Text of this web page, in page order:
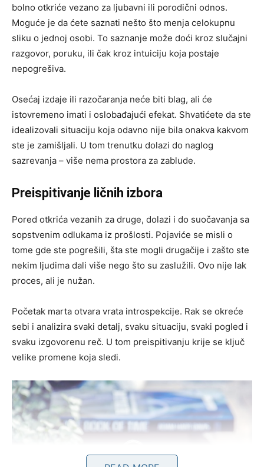
bolno otkriće vezano za ljubavni ili porodični odnos.
Moguće je da ćete saznati nešto što menja celokupnu
sliku o jednoj osobi. To saznanje može doći kroz slučajni
razgovor, poruku, ili čak kroz intuiciju koja postaje
nepogrešiva.
Osećaj izdaje ili razočaranja neće biti blag, ali će
istovremeno imati i oslobađajući efekat. Shvatićete da ste
idealizovali situaciju koja odavno nije bila onakva kakvom
ste je zamišljali. U tom trenutku dolazi do naglog
sazrevanja – više nema prostora za zablude.
Preispitivanje ličnih izbora
Pored otkrića vezanih za druge, dolazi i do suočavanja sa
sopstvenim odlukama iz prošlosti. Pojaviće se misli o
tome gde ste pogrešili, šta ste mogli drugačije i zašto ste
nekim ljudima dali više nego što su zaslužili. Ovo nije lak
proces, ali je nužan.
Početak marta otvara vrata introspekcije. Rak se okreće
sebi i analizira svaki detalj, svaku situaciju, svaki pogled i
svaku izgovorenu reč. U tom preispitivanju krije se ključ
velike promene koja sledi.